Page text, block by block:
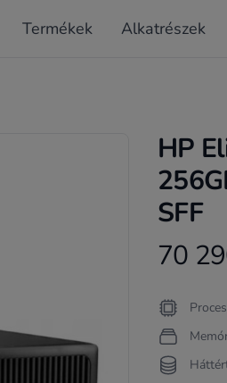
Termékek Alkatrészek
HP
SFF
Product
70